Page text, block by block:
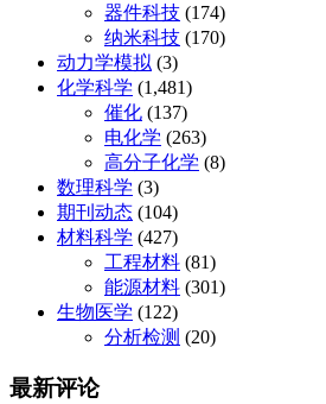
器件科技 (174)
纳米科技 (170)
动力学模拟 (3)
化学科学 (1,481)
催化 (137)
电化学 (263)
高分子化学 (8)
数理科学 (3)
期刊动态 (104)
材料科学 (427)
工程材料 (81)
能源材料 (301)
生物医学 (122)
分析检测 (20)
最新评论